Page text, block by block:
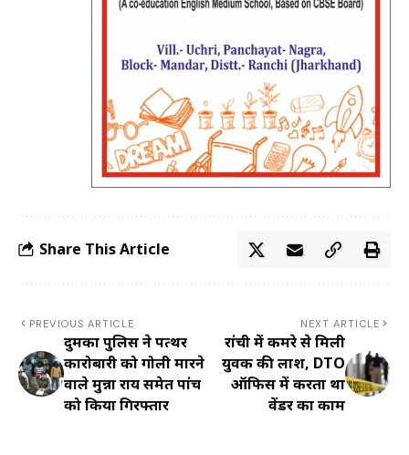
Share This Article
PREVIOUS ARTICLE
दुमका पुलिस ने पत्थर
कारोबारी को गोली मारने
वाले मुन्ना राय समेत पांच
को किया गिरफ्तार
NEXT ARTICLE
रांची में कमरे से मिली
युवक की लाश, DTO
ऑफिस में करता था
वेंडर का काम